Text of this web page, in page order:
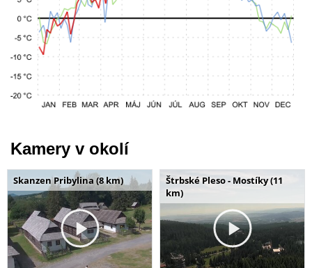
Kamery v okolí
Skanzen Pribylina (8 km)
Štrbské Pleso - Mostíky (11
km)